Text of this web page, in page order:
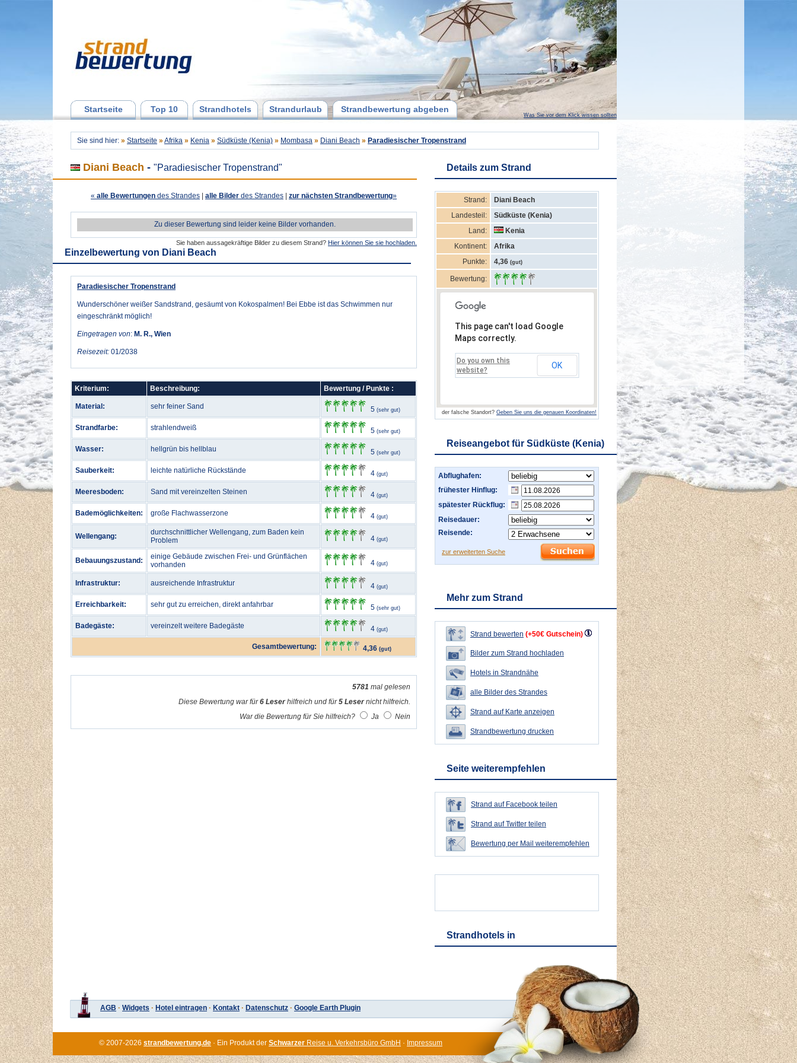
Startseite Top 10 Strandhotels Strandurlaub Strandbewertung abgeben
Was Sie vor dem Klick wissen sollten
Sie sind hier: » Startseite » Afrika » Kenia » Südküste (Kenia) » Mombasa » Diani Beach » Paradiesischer Tropenstrand
Diani Beach - "Paradiesischer Tropenstrand"
« alle Bewertungen des Strandes alle Bilder des Strandes zur nächsten Strandbewertung»
Zu dieser Bewertung sind leider keine Bilder vorhanden.
Sie haben aussagekräftige Bilder zu diesem Strand? Hier können Sie sie hochladen.
Einzelbewertung von Diani Beach
Paradiesischer Tropenstrand
Wunderschöner weißer Sandstrand, gesäumt von Kokospalmen! Bei Ebbe ist das Schwimmen nur
eingeschränkt möglich!
Eingetragen von: M. R., Wien
Reisezeit: 01/2038
Kriterium: Beschreibung: Bewertung / Punkte :
Material: sehr feiner Sand 5 (sehr gut)
Strandfarbe: strahlendweiß 5 (sehr gut)
Wasser: hellgrün bis hellblau 5 (sehr gut)
Sauberkeit: leichte natürliche Rückstände 4 (gut)
Meeresboden: Sand mit vereinzelten Steinen 4 (gut)
Bademöglichkeiten: große Flachwasserzone 4 (gut)
Wellengang:
durchschnittlicher Wellengang, zum Baden kein
Problem
4 (gut)
Bebauungszustand:
einige Gebäude zwischen Frei- und Grünflächen
vorhanden
4 (gut)
Infrastruktur: ausreichende Infrastruktur 4 (gut)
Erreichbarkeit: sehr gut zu erreichen, direkt anfahrbar 5 (sehr gut)
Badegäste: vereinzelt weitere Badegäste 4 (gut)
Gesamtbewertung: 4,36 (gut)
5781 mal gelesen
Diese Bewertung war für6 Leserhilfreich und für5 Lesernicht hilfreich.
War die Bewertung für Sie hilfreich?
Ja Nein
Details zum Strand
Strand:
Diani Beach
Landesteil:
Südküste (Kenia)
Land:
Kenia
Kontinent:
Afrika
Punkte:
4,36 (gut)
Bewertung:
This page can't load Google
Maps correctly.
Do you own this
website?
OK
der falsche Standort? Geben Sie uns die genauen Koordinaten!
Reiseangebot für Südküste (Kenia)
Abflughafen:
frühester Hinflug:
spätester Rückflug:
Reisedauer:
Reisende:
zur erweiterten Suche
Mehr zum Strand
Strand bewerten (+50€ Gutschein)
Bilder zum Strand hochladen
Hotels in Strandnähe
alle Bilder des Strandes
Strand auf Karte anzeigen
Strandbewertung drucken
Seite weiterempfehlen
Strand auf Facebook teilen
Strand auf Twitter teilen
Bewertung per Mail weiterempfehlen
Strandhotels in
AGB · Widgets · Hotel eintragen · Kontakt · Datenschutz · Google Earth Plugin
© 2007-2026 strandbewertung.de · Ein Produkt der Schwarzer Reise u. Verkehrsbüro GmbH · Impressum